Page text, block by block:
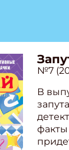
№7
В